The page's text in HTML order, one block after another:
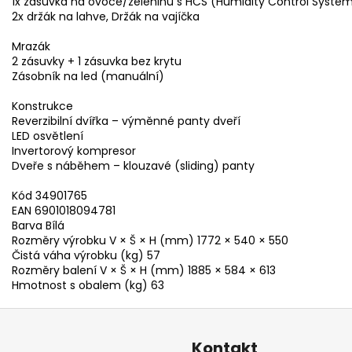
2x držák na lahve, Držák na vajíčka
Mrazák
2 zásuvky + 1 zásuvka bez krytu
Zásobník na led (manuální)
Konstrukce
Reverzibilní dvířka – výměnné panty dveří
LED osvětlení
Invertorový kompresor
Dveře s náběhem – klouzavé (sliding) panty
Kód 34901765
EAN 6901018094781
Barva Bílá
Rozměry výrobku V × Š × H (mm) 1772 × 540 × 550
Čistá váha výrobku (kg) 57
Rozměry balení V × Š × H (mm) 1885 × 584 × 613
Hmotnost s obalem (kg) 63